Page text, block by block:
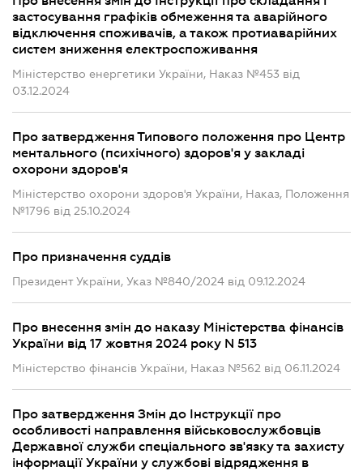
застосування графіків обмеження та аварійного
відключення споживачів, а також протиаварійних
систем зниження електроспоживання
Міністерство енергетики України, Наказ №453 від
03.12.2024
Про затвердження Типового положення про Центр
ментального (психічного) здоров'я у закладі
охорони здоров'я
Міністерство охорони здоров'я України, Наказ, Положення
№1796 від 25.10.2024
Про призначення суддів
Президент України, Указ №840/2024 від 09.12.2024
Про внесення змін до наказу Міністерства фінансів
України від 17 жовтня 2024 року N 513
Міністерство фінансів України, Наказ №562 від 06.11.2024
Про затвердження Змін до Інструкції про
особливості направлення військовослужбовців
Державної служби спеціального зв'язку та захисту
інформації України у службові відрядження в